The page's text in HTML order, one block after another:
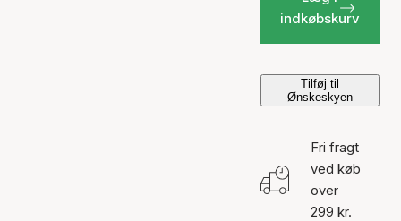
indkøbskurv
Tilføj til
Ønskeskyen
Fri fragt
ved køb
over
299 kr.